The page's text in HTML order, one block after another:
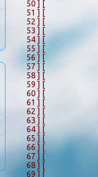
50 ] [
51 ] [
52 ] [
53 ] [
54 ] [
55 ] [
56 ] [
57 ] [
58 ] [
59 ] [
60 ] [
61 ] [
62 ] [
63 ] [
64 ] [
65 ][
66 ] [
67 ] [
68 ] [
69 ] [